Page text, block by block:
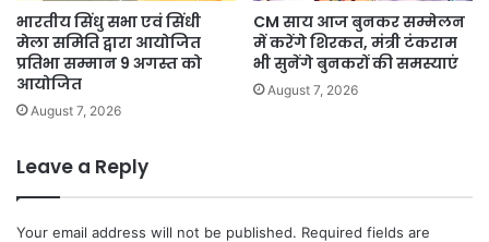
भारतीय सिंधु सभा एवं सिंधी
मेला समिति द्वारा आयोजित
प्रतिभा सम्मान 9 अगस्त को
आयोजित
August 7, 2026
CM साय आज बुनकर सम्मेलन
में करेंगे शिरकत, मंत्री टंकराम
भी सुनेंगे बुनकरों की समस्याएं
August 7, 2026
Leave a Reply
Your email address will not be published. Required fields are